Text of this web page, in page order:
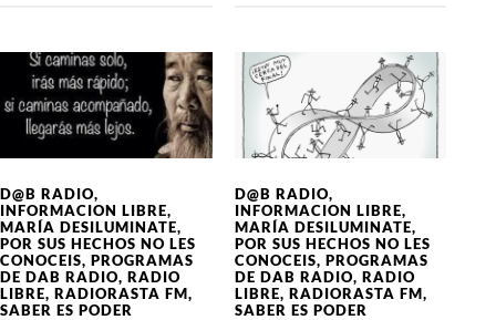
D@B RADIO,
INFORMACION LIBRE,
MARÍA DESILUMINATE,
POR SUS HECHOS NO LES
CONOCEIS, PROGRAMAS
DE DAB RADIO, RADIO
LIBRE, RADIORASTA FM,
SABER ES PODER
D@B RADIO,
INFORMACION LIBRE,
MARÍA DESILUMINATE,
POR SUS HECHOS NO LES
CONOCEIS, PROGRAMAS
DE DAB RADIO, RADIO
LIBRE, RADIORASTA FM,
SABER ES PODER